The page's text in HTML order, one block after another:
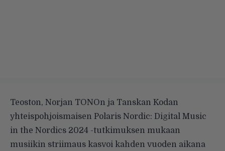
Teoston, Norjan TONOn ja Tanskan Kodan
yhteispohjoismaisen Polaris Nordic: Digital Music
in the Nordics 2024 -tutkimuksen mukaan
musiikin striimaus kasvoi kahden vuoden aikana